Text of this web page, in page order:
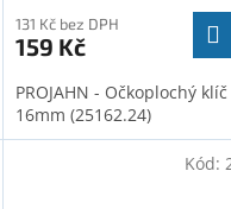
131 Kč bez DPH
159 Kč
PROJAHN - Očkoplochý
16mm (25162.24)
Kód: